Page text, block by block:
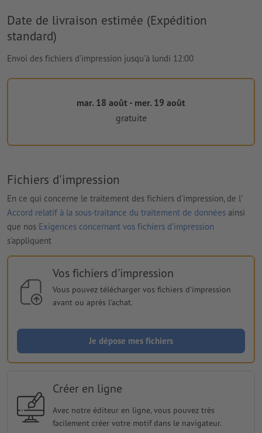
Date de livraison estimée (Expédition
standard)
Envoi des fichiers d'impression jusqu'à lundi 12:00
mar. 18 août - mer. 19 août
gratuite
Fichiers d'impression
En ce qui concerne le traitement des fichiers d'impression, de l'
Accord relatif à la sous-traitance du traitement de données ainsi
que nos Exigences concernant vos fichiers d'impression
s'appliquent
Vos fichiers d'impression
Vous pouvez télécharger vos fichiers d'impression
avant ou après l'achat.
Je dépose mes fichiers
Créer en ligne
Avec notre éditeur en ligne, vous pouvez très
facilement créer votre motif dans le navigateur.